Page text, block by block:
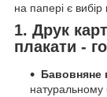
на папері є вибір
1. Друк
плакати -
Бавовняне
натуральному